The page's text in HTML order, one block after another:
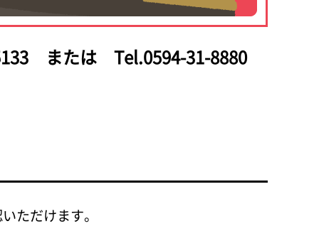
または Tel.0594-31-8880
ただけます。